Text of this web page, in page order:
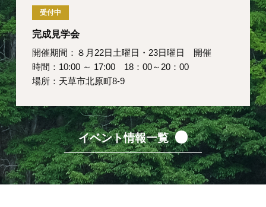
受付中
完成見学会
開催期間：８月22日土曜日・23日曜日 開催
時間：10:00 ～ 17:00 18：00～20：00
場所：天草市北原町8-9
イベント情報一覧